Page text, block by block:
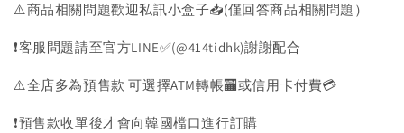
⚠️商品相關問題歡迎私訊小盒子📥(僅回答商品相關問題）
❗️客服問題請至官方LINE✅(@414tidhk)謝謝配合
⚠️全店多為預售款 可選擇ATM轉帳🏧或信用卡付費💳
❗️預售款收單後才會向韓國檔口進行訂購